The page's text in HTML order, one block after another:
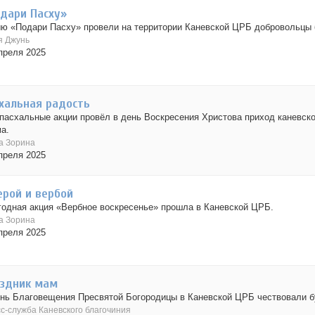
Пасху»
«Подари Пасху» провели на территории Каневской ЦРБ добровольцы
Джунь
2025
радость
акции провёл в день Воскресения Христова приход
Зорина
2025
и вербой
акция «Вербное воскресенье» прошла в Каневской ЦРБ.
Зорина
2025
мам
Благовещения Пресвятой Богородицы в Каневской ЦРБ чествовали
служба Каневского благочиния